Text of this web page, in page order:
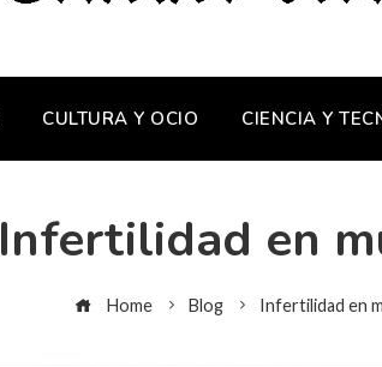
CULTURA Y OCIO CIENCIA Y
Infertilidad en
Home Blog Infertilidad en